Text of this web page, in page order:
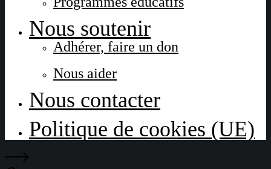
Nous soutenir
Adhérer, faire un don
Nous aider
Nous contacter
Politique de cookies (UE)